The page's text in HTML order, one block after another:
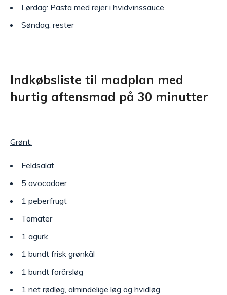
Lørdag: Pasta med rejer i hvidvinssauce
Søndag: rester
Indkøbsliste til madplan med
hurtig aftensmad på 30 minutter
Grønt:
Feldsalat
5 avocadoer
1 peberfrugt
Tomater
1 agurk
1 bundt frisk grønkål
1 bundt forårsløg
1 net rødløg, almindelige løg og hvidløg